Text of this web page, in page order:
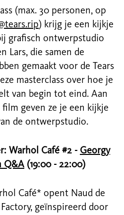
(max. 30 personen, op
) krijg je een kijkje
grafisch ontwerpstudio
Lars, die samen de
gemaakt voor de Tears
masterclass over hoe je
van begin tot eind. Aan
geven ze je een kijkje
de ontwerpstudio.
Warhol Café #2 - Georgy
Q&A (19:00 - 22:00)
Café* opent Naud de
geïnspireerd door